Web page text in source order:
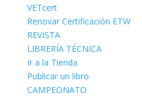
VETcert
Renovar Certificación ETW
REVISTA
LIBRERÍA TÉCNICA
Ir a la Tienda
Publicar un libro
CAMPEONATO